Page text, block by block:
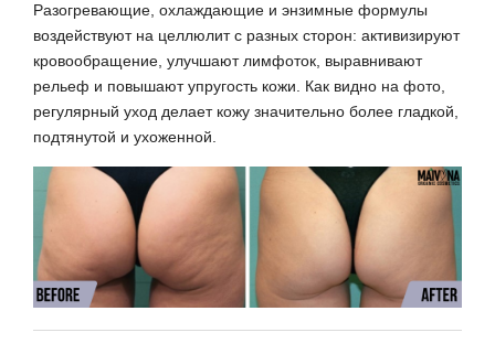
Разогревающие, охлаждающие и энзимные формулы
воздействуют на целлюлит с разных сторон: активизируют
кровообращение, улучшают лимфоток, выравнивают
рельеф и повышают упругость кожи. Как видно на фото,
регулярный уход делает кожу значительно более гладкой,
подтянутой и ухоженной.